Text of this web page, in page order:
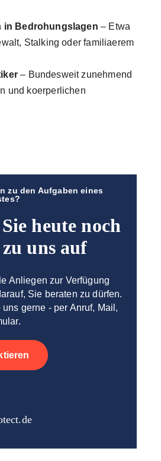
in Bedrohungslagen – Etwa
Stalking oder familiaerem
– Bundesweit zunehmend
und koerperlichen
zu den Aufgaben eines
heute noch
uns auf
Anliegen zur Verfügung
Sie beraten zu dürfen.
gerne - per Anruf, Mail,